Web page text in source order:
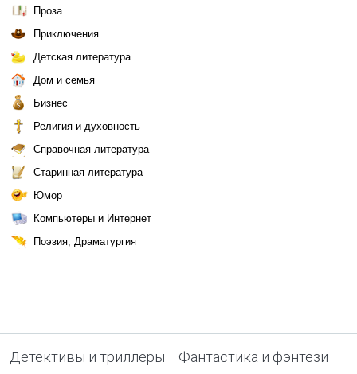
Проза
Приключения
Детская литература
Дом и семья
Бизнес
Религия и духовность
Справочная литература
Старинная литература
Юмор
Компьютеры и Интернет
Поэзия, Драматургия
Детективы и триллеры Фантастика и фэнтези